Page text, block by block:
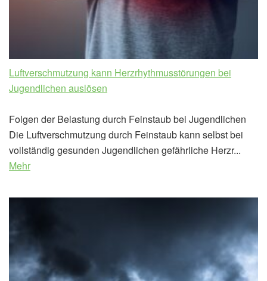
Luftverschmutzung kann Herzrhythmusstörungen bei
Jugendlichen auslösen
Folgen der Belastung durch Feinstaub bei Jugendlichen
Die Luftverschmutzung durch Feinstaub kann selbst bei
vollständig gesunden Jugendlichen gefährliche Herzr...
Mehr